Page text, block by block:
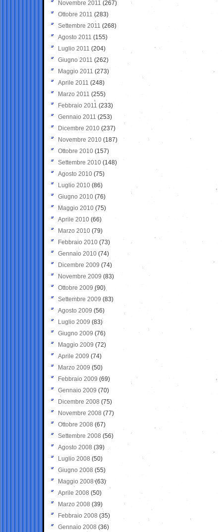
Novembre 2011 (267)
Ottobre 2011 (283)
Settembre 2011 (268)
Agosto 2011 (155)
Luglio 2011 (204)
Giugno 2011 (262)
Maggio 2011 (273)
Aprile 2011 (248)
Marzo 2011 (255)
Febbraio 2011 (233)
Gennaio 2011 (253)
Dicembre 2010 (237)
Novembre 2010 (187)
Ottobre 2010 (157)
Settembre 2010 (148)
Agosto 2010 (75)
Luglio 2010 (86)
Giugno 2010 (76)
Maggio 2010 (75)
Aprile 2010 (66)
Marzo 2010 (79)
Febbraio 2010 (73)
Gennaio 2010 (74)
Dicembre 2009 (74)
Novembre 2009 (83)
Ottobre 2009 (90)
Settembre 2009 (83)
Agosto 2009 (56)
Luglio 2009 (83)
Giugno 2009 (76)
Maggio 2009 (72)
Aprile 2009 (74)
Marzo 2009 (50)
Febbraio 2009 (69)
Gennaio 2009 (70)
Dicembre 2008 (75)
Novembre 2008 (77)
Ottobre 2008 (67)
Settembre 2008 (56)
Agosto 2008 (39)
Luglio 2008 (50)
Giugno 2008 (55)
Maggio 2008(63)
Aprile 2008 (50)
Marzo 2008 (39)
Febbraio 2008 (35)
Gennaio 2008 (36)